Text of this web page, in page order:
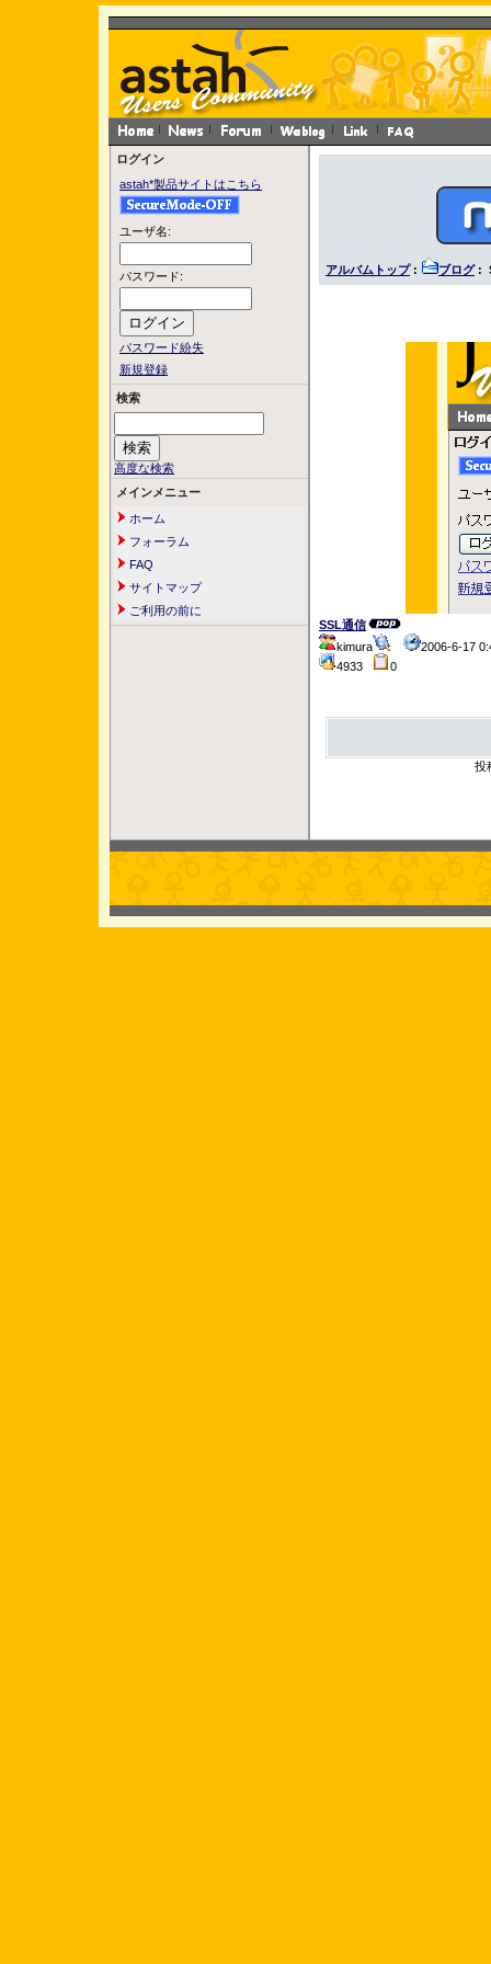
ログイン
astah*製品サイトはこちら
ユーザ名:
パスワード:
パスワード紛失
新規登録
検索
高度な検索
メインメニュー
ホーム
フォーラム
FAQ
サイトマップ
ご利用の前に
アルバムトップ: ブログ:
SSL通信
kimura
2006-6-17
4933
0
投